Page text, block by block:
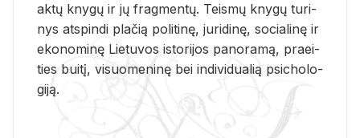
aktų kny­gų ir jų frag­men­tų. Teis­mų kny­gų tu­ri­
nys at­spin­di pla­čią po­li­ti­nę, ju­ri­di­nę, so­cia­li­nę ir
eko­no­mi­nę Lie­tu­vos is­to­ri­jos pa­no­ra­mą, pra­ei­
ties bui­tį, vi­suo­me­ni­nę bei in­di­vi­dua­lią psi­cho­lo­
gi­ją.